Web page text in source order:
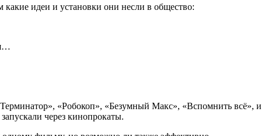
идеи и установки они несли в общество:
«Робокоп», «Безумный Макс», «Вспомнить всё», и
через кинопрокаты.